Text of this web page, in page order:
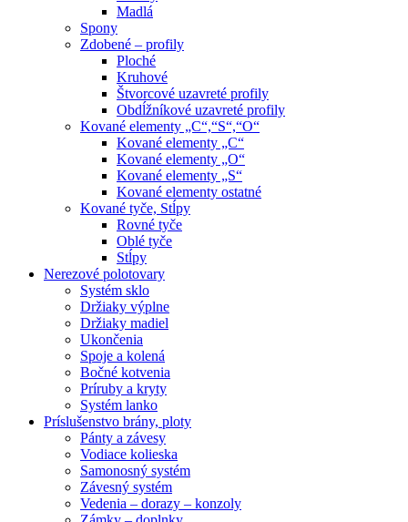
Madlá
Spony
Zdobené – profily
Ploché
Kruhové
Štvorcové uzavreté profily
Obdĺžníkové uzavreté profily
Kované elementy „C“,“S“,“O“
Kované elementy „C“
Kované elementy „O“
Kované elementy „S“
Kované elementy ostatné
Kované tyče, Stĺpy
Rovné tyče
Oblé tyče
Stĺpy
Nerezové polotovary
Systém sklo
Držiaky výplne
Držiaky madiel
Ukončenia
Spoje a kolená
Bočné kotvenia
Príruby a kryty
Systém lanko
Príslušenstvo brány, ploty
Pánty a závesy
Vodiace kolieska
Samonosný systém
Závesný systém
Vedenia – dorazy – konzoly